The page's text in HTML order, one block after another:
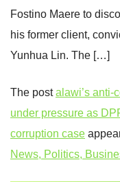
Fostino Maere to
his former client,
Yunhua Lin. The […]
The postalawi’s anti-
under pressure as
corruption case
News, Politics,